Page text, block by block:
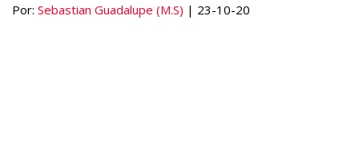
Por: Sebastian Guadalupe (M.S) | 23-10-20